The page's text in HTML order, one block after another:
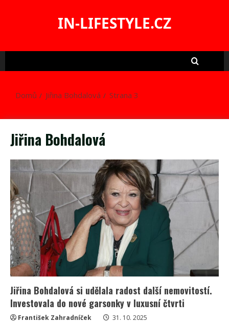
IN-LIFESTYLE.CZ
Domů Jiřina Bohdalová Strana 3
Jiřina Bohdalová
Jiřina Bohdalová si udělala radost další nemovitostí.
Investovala do nové garsonky v luxusní čtvrti
František Zahradníček 31. 10. 2025